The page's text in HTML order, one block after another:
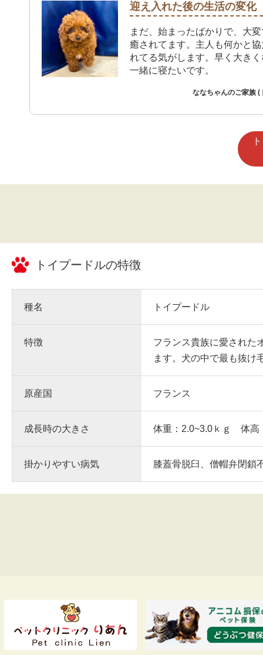
迎え入れた後の生活の変化
まだ、始まったばかりで、大
癒されてます。主人も何かと
れてる気がします。早く大き
一緒に寝たいです。
ななちゃんのご家族 (
トイプードルの特徴
種名 トイプードル
特徴
フランス貴族に愛された
ます。犬の中で最も抜け
原産国 フランス
成長時の大きさ 体重：2.0~3.0ｋｇ 体高
掛かりやすい病気 膝蓋骨脱臼、僧帽弁閉鎖